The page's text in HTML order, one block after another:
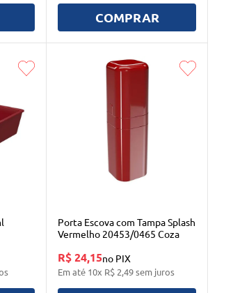
COMPRAR
Porta Escova com Tampa Splash
Vermelho 20453/0465 Coza
R$ 24,15no PIX
Em até 10x R$ 2,49sem juros